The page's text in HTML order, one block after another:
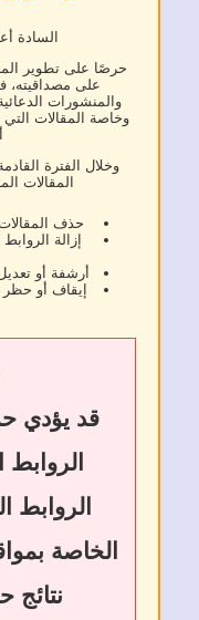
السادة أعضاء
حرصًا على تطوير المنتدى
على مصداقيته، فقد
والمنشورات الدعائية التي
وخاصة المقالات التي تتضمن
أو خدمات
وخلال الفترة القادمة ستقوم
المقالات المنشورة،
حذف المقالات
إزالة الروابط
أرشفة أو تعديل بعض
إيقاف أو حظر
قد يؤدي حذف
الروابط
الخاصة
نتائج